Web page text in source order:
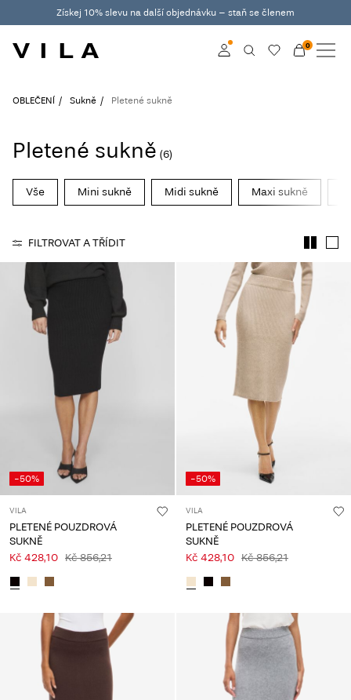
Získej 10% slevu na další objednávku – staň se členem
Club
0
NOVINKY
OBLEČENÍ
ROUGE EDIT
Přihlásit
se
Any
questions?
čeština
OBLEČENÍ Sukně Pletené sukně
Pletené sukně (6)
Vše Mini sukně Midi sukně Maxi sukně
FILTROVAT A TŘÍDIT
-50%
VILA
PLETENÉ POUZDROVÁ
SUKNĚ
Kč 428,10 Kč 856,21
-50%
VILA
PLETENÉ POUZDROVÁ
SUKNĚ
Kč 428,10 Kč 856,21